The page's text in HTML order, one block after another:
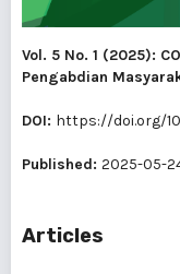
Vol. 5 No. 1 (2025):
Pengabdian
DOI: https://doi.org/
Published: 2025-05-
Articles